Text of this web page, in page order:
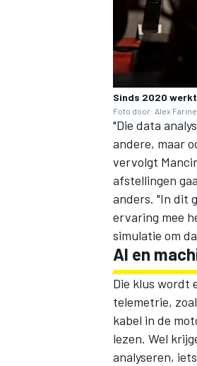
MEER
Sinds 2020
Foto door: Alex
"Die data
andere, maar
vervolgt
afstellingen
anders. "In dit
ervaring mee
simulatie om
AI en
Die klus wordt
telemetrie,
kabel in de
lezen. Wel
analyseren,